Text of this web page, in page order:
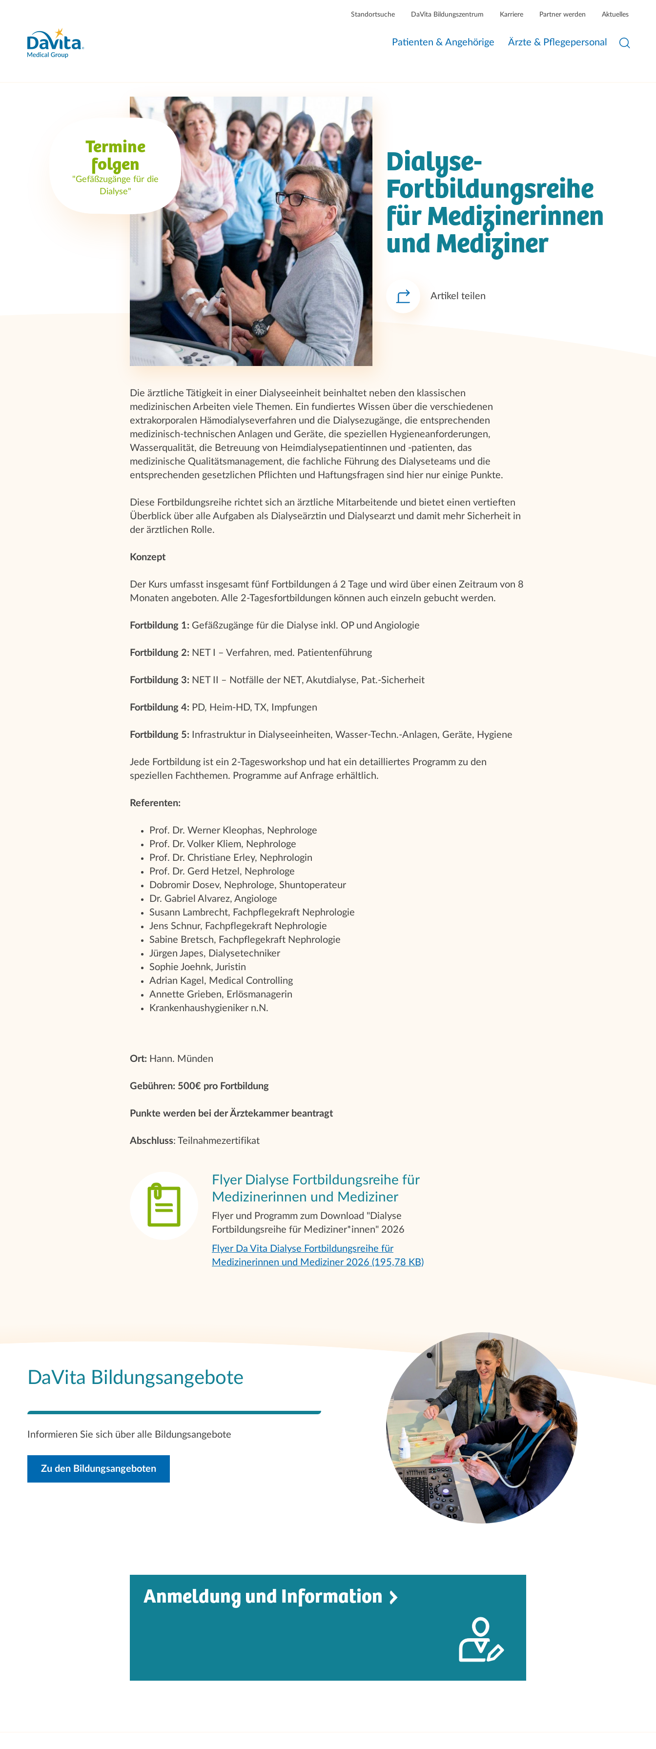
Standortsuche DaVita Bildungszentrum Karriere Partner werden Aktuelles
Patienten & Angehörige Ärzte & Pflegepersonal
Termine
folgen
"Gefäßzugänge für die
Dialyse"
Dialyse-
Fortbildungsreihe
für Medizinerinnen
und Mediziner
Artikel teilen
Die ärztliche Tätigkeit in einer Dialyseeinheit beinhaltet neben den klassischen
medizinischen Arbeiten viele Themen. Ein fundiertes Wissen über die verschiedenen
extrakorporalen Hämodialyseverfahren und die Dialysezugänge, die entsprechenden
medizinisch-technischen Anlagen und Geräte, die speziellen Hygieneanforderungen,
Wasserqualität, die Betreuung von Heimdialysepatientinnen und -patienten, das
medizinische Qualitätsmanagement, die fachliche Führung des Dialyseteams und die
entsprechenden gesetzlichen Pflichten und Haftungsfragen sind hier nur einige Punkte.
Diese Fortbildungsreihe richtet sich an ärztliche Mitarbeitende und bietet einen vertieften
Überblick über alle Aufgaben als Dialyseärztin und Dialysearzt und damit mehr Sicherheit in
der ärztlichen Rolle.
Konzept
Der Kurs umfasst insgesamt fünf Fortbildungen á 2 Tage und wird über einen Zeitraum von 8
Monaten angeboten. Alle 2-Tagesfortbildungen können auch einzeln gebucht werden.
Fortbildung 1: Gefäßzugänge für die Dialyse inkl. OP und Angiologie
Fortbildung 2: NET I – Verfahren, med. Patientenführung
Fortbildung 3: NET II – Notfälle der NET, Akutdialyse, Pat.-Sicherheit
Fortbildung 4: PD, Heim-HD, TX, Impfungen
Fortbildung 5: Infrastruktur in Dialyseeinheiten, Wasser-Techn.-Anlagen, Geräte, Hygiene
Jede Fortbildung ist ein 2-Tagesworkshop und hat ein detailliertes Programm zu den
speziellen Fachthemen. Programme auf Anfrage erhältlich.
Referenten:
Prof. Dr. Werner Kleophas, Nephrologe
Prof. Dr. Volker Kliem, Nephrologe
Prof. Dr. Christiane Erley, Nephrologin
Prof. Dr. Gerd Hetzel, Nephrologe
Dobromir Dosev, Nephrologe, Shuntoperateur
Dr. Gabriel Alvarez, Angiologe
Susann Lambrecht, Fachpflegekraft Nephrologie
Jens Schnur, Fachpflegekraft Nephrologie
Sabine Bretsch, Fachpflegekraft Nephrologie
Jürgen Japes, Dialysetechniker
Sophie Joehnk, Juristin
Adrian Kagel, Medical Controlling
Annette Grieben, Erlösmanagerin
Krankenhaushygieniker n.N.
Ort: Hann. Münden
Gebühren: 500€ pro Fortbildung
Punkte werden bei der Ärztekammer beantragt
Abschluss: Teilnahmezertifikat
Flyer Dialyse Fortbildungsreihe für
Medizinerinnen und Mediziner
Flyer und Programm zum Download "Dialyse
Fortbildungsreihe für Mediziner*innen" 2026
Flyer Da Vita Dialyse Fortbildungsreihe für
Medizinerinnen und Mediziner 2026 (195,78 KB)
DaVita Bildungsangebote
Informieren Sie sich über alle Bildungsangebote
Zu den Bildungsangeboten
Anmeldung und Information